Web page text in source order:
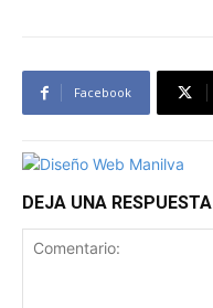
Facebook
DEJA UNA RESPUESTA